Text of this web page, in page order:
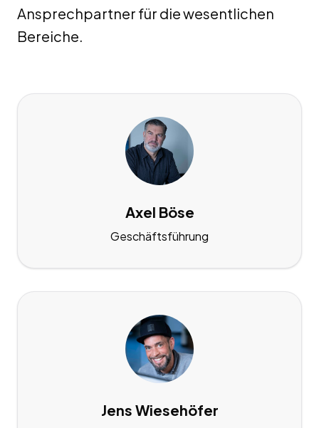
Ansprechpartner für die wesentlichen
Bereiche.
Axel Böse
Geschäftsführung
Jens Wiesehöfer